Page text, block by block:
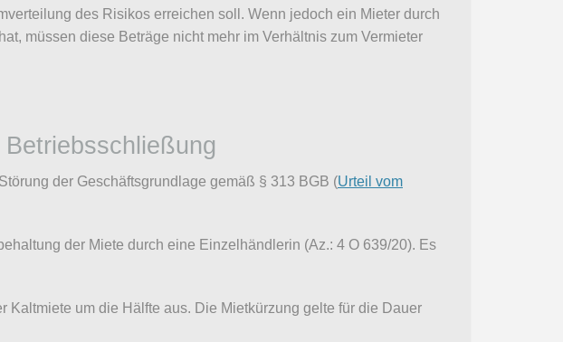
des Risikos erreichen soll. Wenn jedoch ein Mieter durch
müssen diese Beträge nicht mehr im Verhältnis zum Vermieter
der Geschäftsgrundlage gemäß § 313 BGB (Urteil vom
der Miete durch eine Einzelhändlerin (Az.: 4 O 639/20). Es
Kaltmiete um die Hälfte aus. Die Mietkürzung gelte für die Dauer